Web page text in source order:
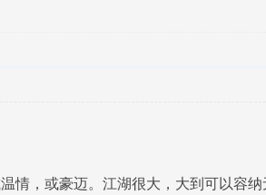
情，或豪迈。江湖很大，大到可以容